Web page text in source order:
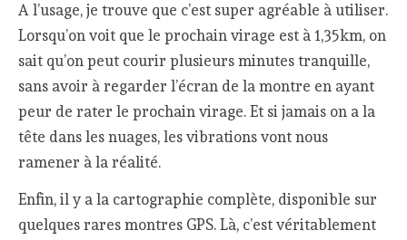
A l’usage, je trouve que c’est super agréable à utiliser.
Lorsqu’on voit que le prochain virage est à 1,35km, on
sait qu’on peut courir plusieurs minutes tranquille,
sans avoir à regarder l’écran de la montre en ayant
peur de rater le prochain virage. Et si jamais on a la
tête dans les nuages, les vibrations vont nous
ramener à la réalité.
Enfin, il y a la cartographie complète, disponible sur
quelques rares montres GPS. Là, c’est véritablement